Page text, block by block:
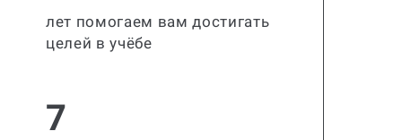
лет помогаем вам достигать
целей в учёбе
7